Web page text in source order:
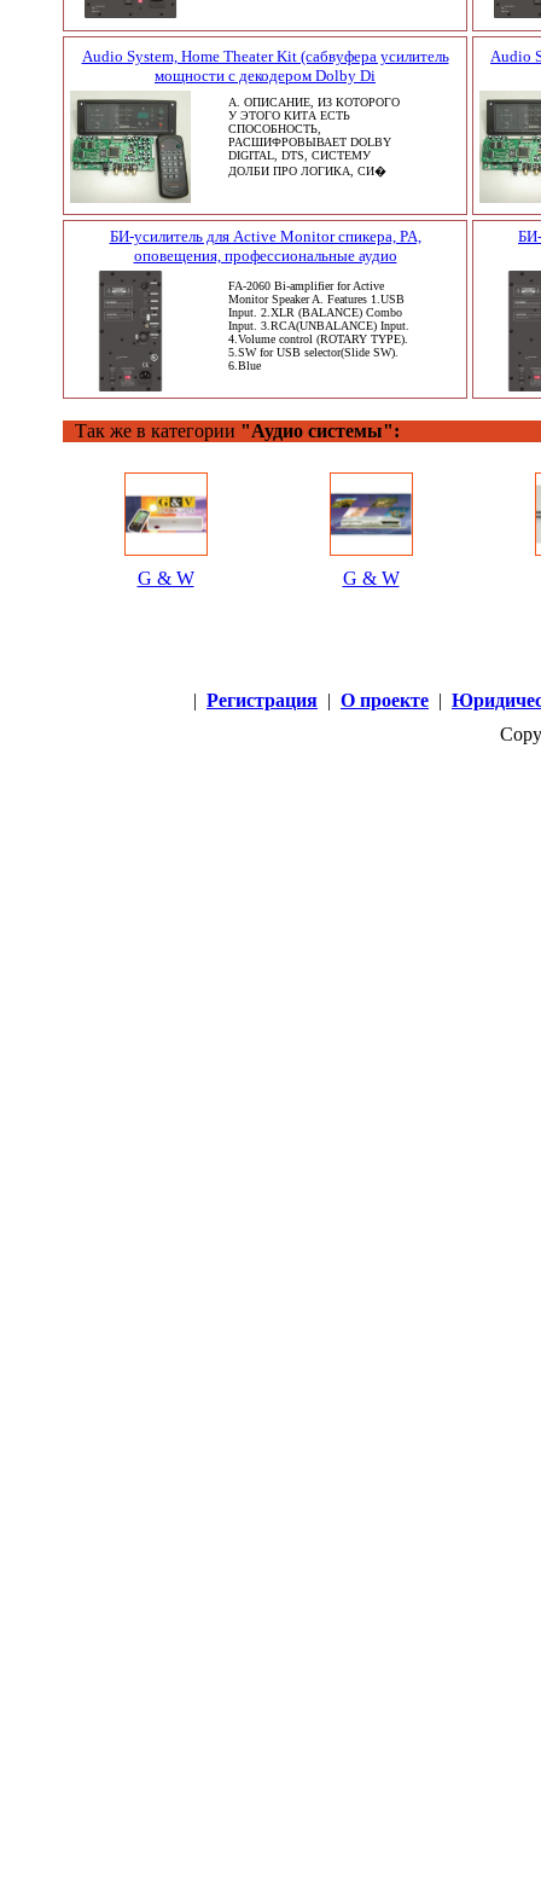
Audio System, Home Theater Kit (сабвуфера усилитель
мощности с декодером Dolby Di
A. ОПИСАНИЕ, ИЗ КОТОРОГО
У ЭТОГО КИТА ЕСТЬ
СПОСОБНОСТЬ,
РАСШИФРОВЫВАЕТ DOLBY
DIGITAL, DTS, СИСТЕМУ
ДОЛБИ ПРО ЛОГИКА, СИ�
Audio
БИ-усилитель для Active Monitor спикера, PA,
оповещения, профессиональные аудио
FA-2060 Bi-amplifier for Active
Monitor Speaker A. Features 1.USB
Input. 2.XLR (BALANCE) Combo
Input. 3.RCA(UNBALANCE) Input.
4.Volume control (ROTARY TYPE).
5.SW for USB selector(Slide SW).
6.Blue
Так же в категории "Аудио системы":
G & W G & W
| Регистрация | О проекте |